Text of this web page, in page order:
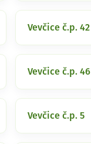
Vevčice č.p. 42
Vevčice č.p. 46
Vevčice č.p. 5